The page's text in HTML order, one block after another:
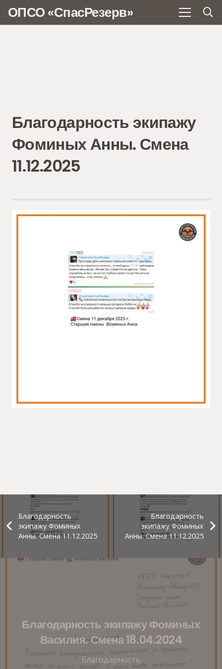
ОПСО «СпасРезерв»
Благодарность экипажу
Фоминых Анны. Смена
11.12.2025
Благодарность
экипажу Фоминых
Анны. Смена 11.12.2025
Благодарность
экипажу Фоминых
Анны. Смена 11.12.2025
Благодарность экипажу Фоминых
Василия. Смена 18.04.2024
Благодарность